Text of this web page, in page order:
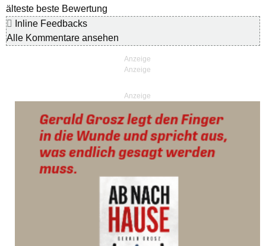
älteste beste Bewertung
Inline Feedbacks
Alle Kommentare ansehen
Anzeige